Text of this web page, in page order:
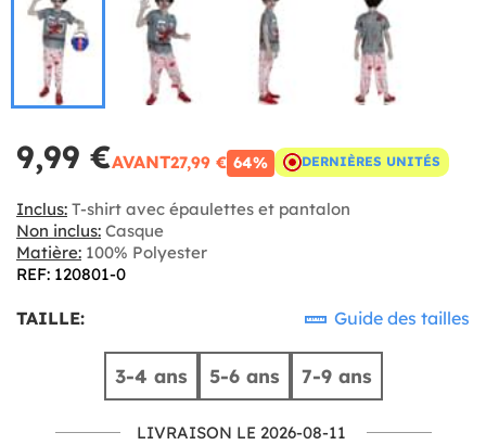
9,99 €AVANT27,99 € 64% DERNIÈRES UNITÉS
Inclus: T-shirt avec épaulettes et pantalon
Non inclus: Casque
Matière: 100% Polyester
REF: 120801-0
TAILLE: Guide des tailles
3-4 ans 5-6 ans 7-9 ans
LIVRAISON LE 2026-08-11